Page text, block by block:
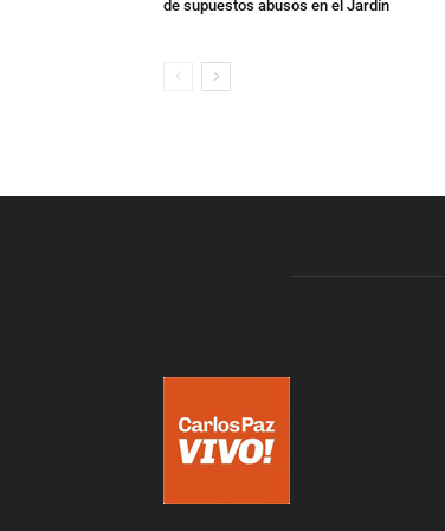
de supuestos abusos en el Jardín